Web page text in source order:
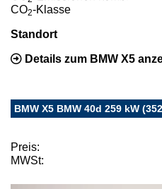
CO2-Klasse
Standort
Details zum BMW X5
BMW X5 BMW 40d 259 kW
Preis:
MWSt: